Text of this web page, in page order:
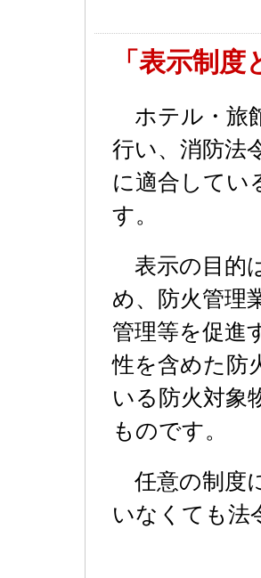
「表示制度
ホテル・旅
行い、消防法
に適合してい
す。
表示の目的
め、防火管理
管理等を促進
性を含めた防
いる防火対象
ものです。
任意の制度
いなくても法